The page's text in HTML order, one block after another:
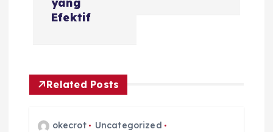
v
Efektif
Related Posts
okecrot
Uncategorized